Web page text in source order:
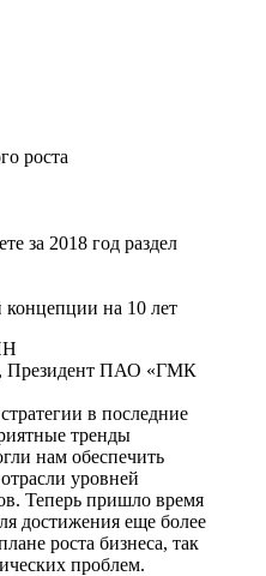
роста
за 2018 год раздел
концепции на 10 лет
Президент ПАО «ГМК
в последние
тренды
нам обеспечить
уровней
Теперь пришло время
достижения еще более
роста бизнеса, так
проблем.